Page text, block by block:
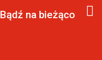
Bądź na bieżąco